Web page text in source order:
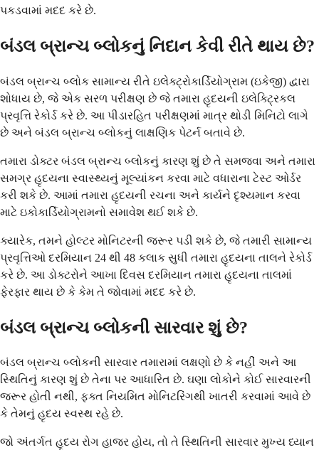
પકડવામાં મદદ કરે છે.
બંડલ બ્રાન્ચ બ્લોકનું નિદાન કેવી રીતે થાય છે?
બંડલ બ્રાન્ચ બ્લોક સામાન્ય રીતે ઇલેક્ટ્રોકાર્ડિયોગ્રામ (ઇકેજી) દ્વારા
શોધાય છે, જે એક સરળ પરીક્ષણ છે જે તમારા હૃદયની ઇલેક્ટ્રિકલ
પ્રવૃત્તિ રેકોર્ડ કરે છે. આ પીડારહિત પરીક્ષણમાં માત્ર થોડી મિનિટો લાગે
છે અને બંડલ બ્રાન્ચ બ્લોકનું લાક્ષણિક પેટર્ન બતાવે છે.
તમારા ડોક્ટર બંડલ બ્રાન્ચ બ્લોકનું કારણ શું છે તે સમજવા અને તમારા
સમગ્ર હૃદયના સ્વાસ્થ્યનું મૂલ્યાંકન કરવા માટે વધારાના ટેસ્ટ ઓર્ડર
કરી શકે છે. આમાં તમારા હૃદયની રચના અને કાર્યને દૃશ્યમાન કરવા
માટે ઇકોકાર્ડિયોગ્રામનો સમાવેશ થઈ શકે છે.
ક્યારેક, તમને હોલ્ટર મોનિટરની જરૂર પડી શકે છે, જે તમારી સામાન્ય
પ્રવૃત્તિઓ દરમિયાન 24 થી 48 કલાક સુધી તમારા હૃદયના તાલને રેકોર્ડ
કરે છે. આ ડોક્ટરોને આખા દિવસ દરમિયાન તમારા હૃદયના તાલમાં
ફેરફાર થાય છે કે કેમ તે જોવામાં મદદ કરે છે.
બંડલ બ્રાન્ચ બ્લોકની સારવાર શું છે?
બંડલ બ્રાન્ચ બ્લોકની સારવાર તમારામાં લક્ષણો છે કે નહીં અને આ
સ્થિતિનું કારણ શું છે તેના પર આધારિત છે. ઘણા લોકોને કોઈ સારવારની
જરૂર હોતી નથી, ફક્ત નિયમિત મોનિટરિંગથી ખાતરી કરવામાં આવે છે
કે તેમનું હૃદય સ્વસ્થ રહે છે.
જો અંતર્ગત હૃદય રોગ હાજર હોય, તો તે સ્થિતિની સારવાર મુખ્ય ધ્યાન